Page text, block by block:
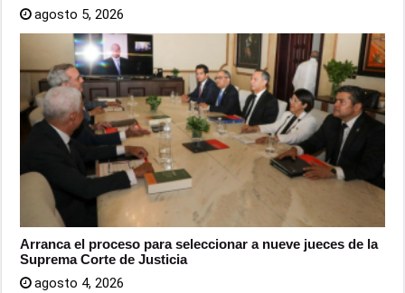
agosto 5, 2026
Arranca el proceso para seleccionar a nueve jueces de la
Suprema Corte de Justicia
agosto 4, 2026